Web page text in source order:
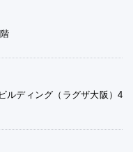
ルディング（ラグザ大阪）4